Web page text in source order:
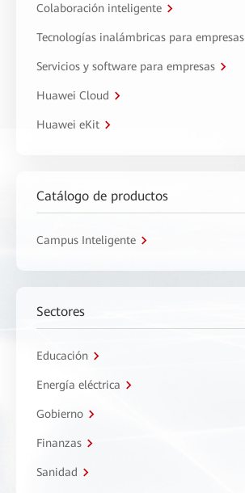
Colaboración inteligente
Tecnologías inalámbricas para empresas
Servicios y software para empresas
Huawei Cloud
Huawei eKit
Catálogo de productos
Campus Inteligente
Sectores
Educación
Energía eléctrica
Gobierno
Finanzas
Sanidad